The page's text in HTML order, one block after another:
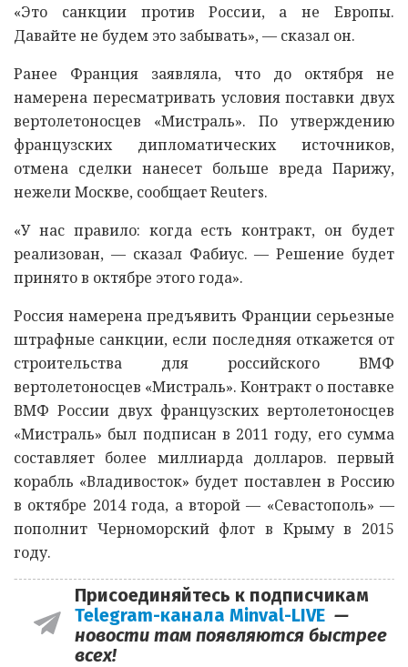
«Это санкции против России, а не Европы.
Давайте не будем это забывать», — сказал он.
Ранее Франция заявляла, что до октября не
намерена пересматривать условия поставки двух
вертолетоносцев «Мистраль». По утверждению
французских дипломатических источников,
отмена сделки нанесет больше вреда Парижу,
нежели Москве, сообщает Reuters.
«У нас правило: когда есть контракт, он будет
реализован, — сказал Фабиус. — Решение будет
принято в октябре этого года».
Россия намерена предъявить Франции серьезные
штрафные санкции, если последняя откажется от
строительства для российского ВМФ
вертолетоносцев «Мистраль». Контракт о поставке
ВМФ России двух французских вертолетоносцев
«Мистраль» был подписан в 2011 году, его сумма
составляет более миллиарда долларов. первый
корабль «Владивосток» будет поставлен в Россию
в октябре 2014 года, а второй — «Севастополь» —
пополнит Черноморский флот в Крыму в 2015
году.
Присоединяйтесь к подписчикам
Telegram-канала Minval-LIVE —
новости там появляются быстрее
всех!